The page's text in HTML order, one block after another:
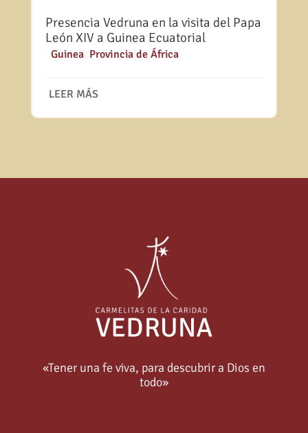
Presencia Vedruna en la visita del Papa
León XIV a Guinea Ecuatorial
Guinea, Provincia de África
LEER MÁS
«Tener una fe viva, para descubrir a Dios en
todo»